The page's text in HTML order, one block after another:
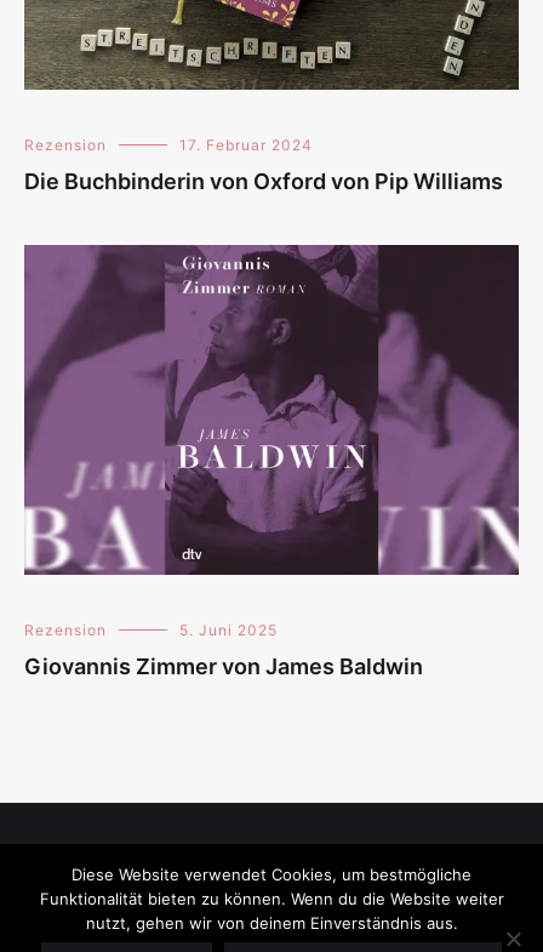
Rezension 17. Februar 2024
Die Buchbinderin von Oxford von Pip Williams
Rezension 5. Juni 2025
Giovannis Zimmer von James Baldwin
Impressum
Datenschutzerklärung
Diese Website verwendet Cookies, um bestmögliche
Funktionalität bieten zu können. Wenn du die Website weiter
nutzt, gehen wir von deinem Einverständnis aus.